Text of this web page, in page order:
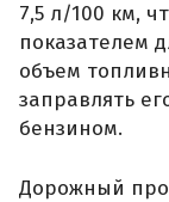
7,5 л/100 км,
показателем
объем
заправлять
бензином.
Дорожный